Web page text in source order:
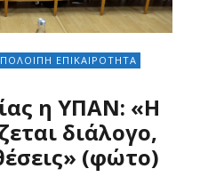
ΕΠΙΚΑΙΡΟΤΗΤΑ
η ΥΠΑΝ: «Η
διάλογο,
(φώτο)